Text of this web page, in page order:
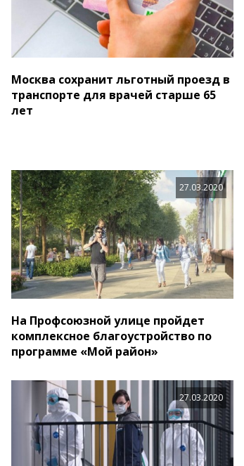
Москва сохранит льготный проезд в
транспорте для врачей старше 65
лет
27.03.2020
На Профсоюзной улице пройдет
комплексное благоустройство по
программе «Мой район»
27.03.2020